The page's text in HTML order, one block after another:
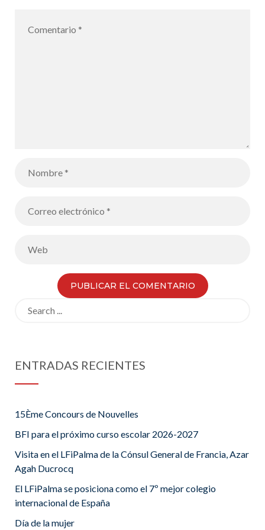
ENTRADAS RECIENTES
15Ème Concours de Nouvelles
BFI para el próximo curso escolar 2026-2027
Visita en el LFiPalma de la Cónsul General de Francia, Azar
Agah Ducrocq
El LFiPalma se posiciona como el 7º mejor colegio
internacional de España
Día de la mujer